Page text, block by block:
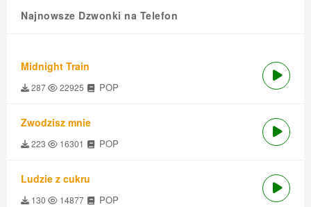
Najnowsze Dzwonki na Telefon
Midnight Train
287 22925 POP
Zwodzisz mnie
223 16301 POP
Ludzie z cukru
130 14877 POP